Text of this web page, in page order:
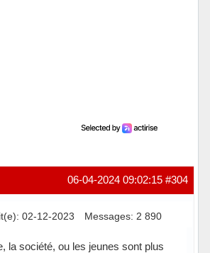
#304
06-04-2024 09:02:15
02-12-2023 Messages: 2 890
la société, ou les jeunes sont plus